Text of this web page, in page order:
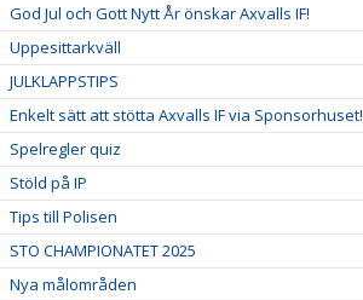
God Jul och Gott Nytt År önskar Axvalls IF!
Uppesittarkväll
JULKLAPPSTIPS
Enkelt sätt att stötta Axvalls IF via Sponsorhuset!
Spelregler quiz
Stöld på IP
Tips till Polisen
STO CHAMPIONATET 2025
Nya målområden